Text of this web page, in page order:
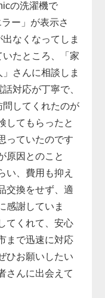
の洗濯機で
ラー」が表示さ
出なくなってしま
いたところ、「家
」さんに相談しま
話対応が丁寧で、
問してくれたのが
してもらったと
っていたのです
原因とのこと
い、費用も抑え
交換をせず、適
感謝していま
てくれて、安心
まで迅速に対応
ひお願いしたい
さんに出会えて